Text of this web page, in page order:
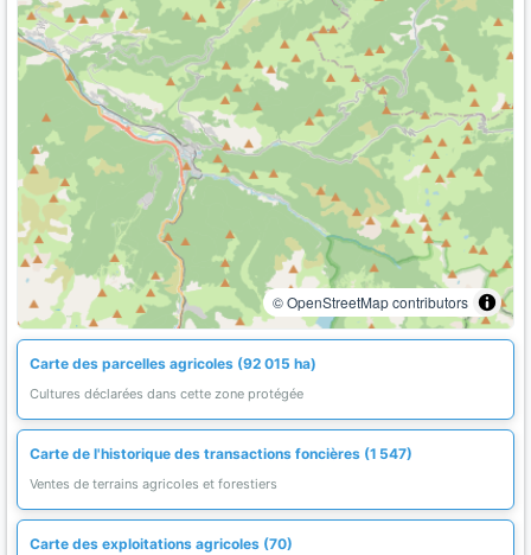
© OpenStreetMap contributors
Carte des parcelles agricoles (92 015 ha)
Cultures déclarées dans cette zone protégée
Carte de l'historique des transactions foncières (1 547)
Ventes de terrains agricoles et forestiers
Carte des exploitations agricoles (70)